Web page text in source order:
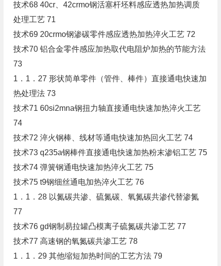
技术68 40cr、42crmo钢活塞杆坯料感应透热加热调质
处理工艺 71
技术69 20crmo钢渗碳零件感应透热加热淬火工艺 72
技术70 铝合金零件感应加热取代电阻炉加热的节能方法
73
1．1．27 形状简单零件（管件、棒件）直接通电快速加
热处理法 73
技术71 60si2mna钢扭力轴直接通电快速加热淬火工艺
74
技术72 淬火钢棒、线材等通电快速加热回火工艺 74
技术73 q235a钢棒件直接通电快速加热粉末渗铝工艺 75
技术74 弹簧钢通电快速加热淬火工艺 75
技术75 t9钢细丝通电加热淬火工艺 76
1．1．28 以氮碳共渗、硫氮碳、氧氮碳共渗代替渗氮
77
技术76 gd钢制易拉罐凸模离子硫氮碳共渗工艺 77
技术77 高速钢的氧氮碳共渗工艺 78
1．1．29 其他缩短加热时间的工艺方法 79